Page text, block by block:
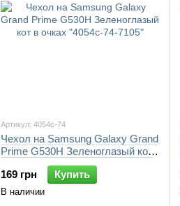
Артикул: 4054c-74
Чехол на Samsung Galaxy Grand
Prime G530H Зеленоглазый кот
в очках "4054c-74-7105"
169 грн
Купить
В наличии